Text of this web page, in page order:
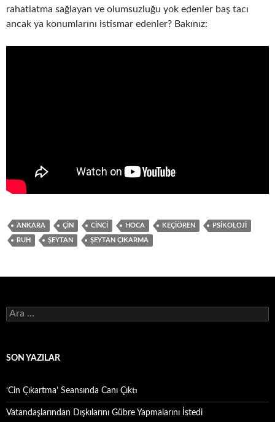
rahatlatma sağlayan ve olumsuzluğu yok edenler baş tacı
ancak ya konumlarını istismar edenler? Bakınız:
ANKARA ÇIN CINCI HOCA KEÇIÖREN PSIKOLOJI
RUH ŞEYTAN ŞEYTAN ÇIKARMA
Arama:
SON YAZILAR
‘Cin Çıkartma’ Seansında Canı Çıktı
Vatandaşlarından Dışkılarını Gübre Yapmalarını İstedi